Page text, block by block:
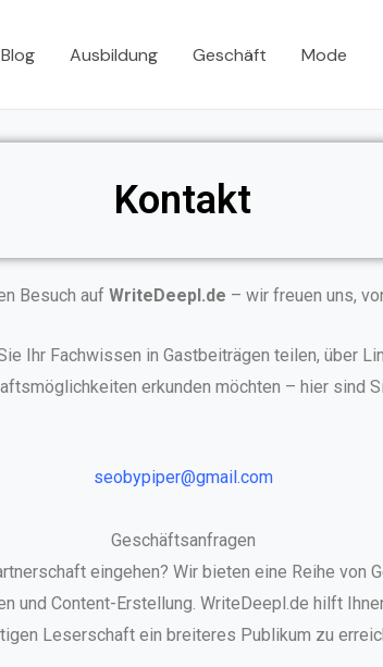
Blog Ausbildung Geschäft Mode
Kontakt
Besuch auf WriteDeepl.de – wir freuen uns,
Ihr Fachwissen in Gastbeiträgen teilen, über
erkunden möchten – hier sind
seobypiper@gmail.com
Geschäftsanfragen
eingehen? Wir bieten eine Reihe von
und Content-Erstellung. WriteDeepl.de hilft
Leserschaft ein breiteres Publikum zu